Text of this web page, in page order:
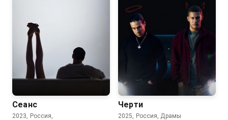
6.7
Сеанс
2023, Россия,
Черти
2025, Россия, Драмы